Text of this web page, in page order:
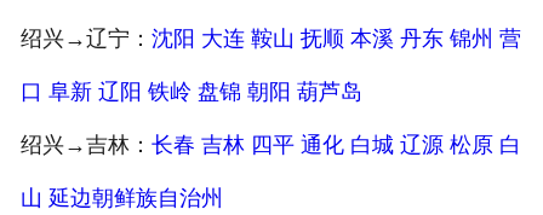
绍兴→辽宁： 沈阳 大连 鞍山 抚顺 本溪 丹东 锦州 营
口 阜新 辽阳 铁岭 盘锦 朝阳 葫芦岛
绍兴→吉林： 长春 吉林 四平 通化 白城 辽源 松原 白
山 延边朝鲜族自治州